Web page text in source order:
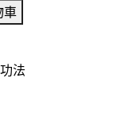
車
法